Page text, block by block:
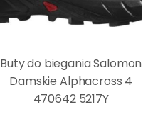
Buty do biegania Salomon
Damskie Alphacross 4
470642 5217Y